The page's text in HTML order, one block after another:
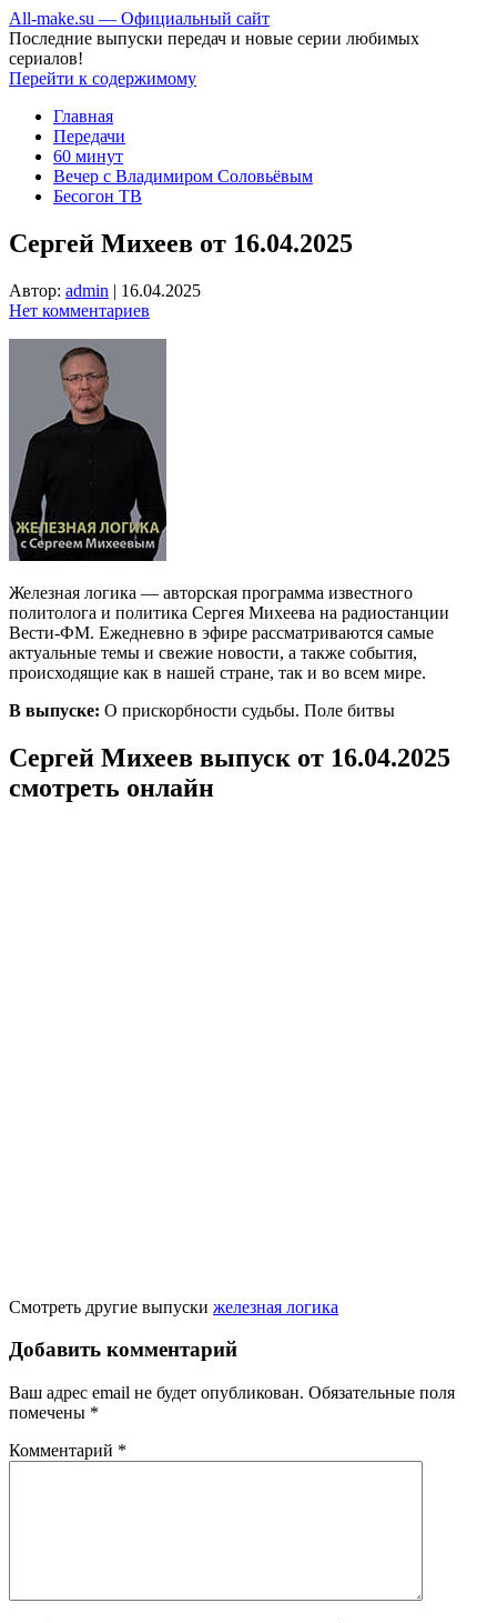
All-make.su — Официальный сайт
Последние выпуски передач и новые серии любимых
сериалов!
Перейти к содержимому
Главная
Передачи
60 минут
Вечер с Владимиром Соловьёвым
Бесогон ТВ
Сергей Михеев от 16.04.2025
Автор: admin | 16.04.2025
Нет комментариев
Железная логика — авторская программа известного
политолога и политика Сергея Михеева на радиостанции
Вести-ФМ. Ежедневно в эфире рассматриваются самые
актуальные темы и свежие новости, а также события,
происходящие как в нашей стране, так и во всем мире.
В выпуске: О прискорбности судьбы. Поле битвы
Сергей Михеев выпуск от 16.04.2025
смотреть онлайн
Смотреть другие выпуски железная логика
Добавить комментарий
Ваш адрес email не будет опубликован. Обязательные поля
помечены *
Комментарий *